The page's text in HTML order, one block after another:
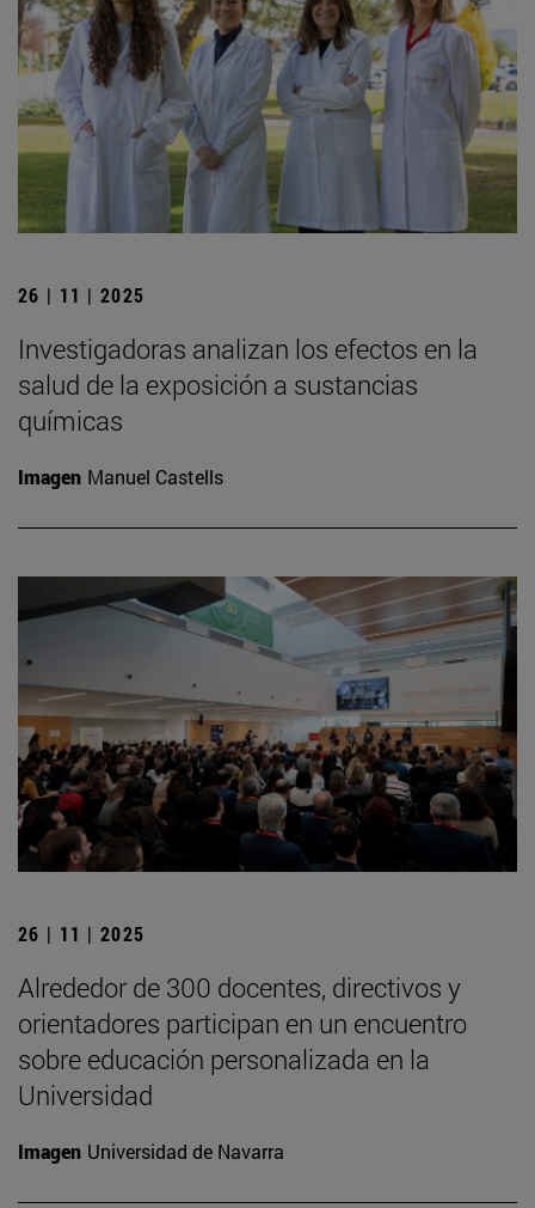
26 | 11 | 2025
Investigadoras analizan los efectos en la
salud de la exposición a sustancias
químicas
Imagen Manuel Castells
26 | 11 | 2025
Alrededor de 300 docentes, directivos y
orientadores participan en un encuentro
sobre educación personalizada en la
Universidad
Imagen Universidad de Navarra